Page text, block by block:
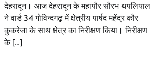
देहरादून। आज देहरादून के महापौर सौरभ थपलियाल
ने वार्ड 34 गोविन्दगढ़ में क्षेत्रीय पार्षद महेंद्र कौर
कुकरेजा के साथ क्षेत्र का निरीक्षण किया। निरीक्षण
के […]